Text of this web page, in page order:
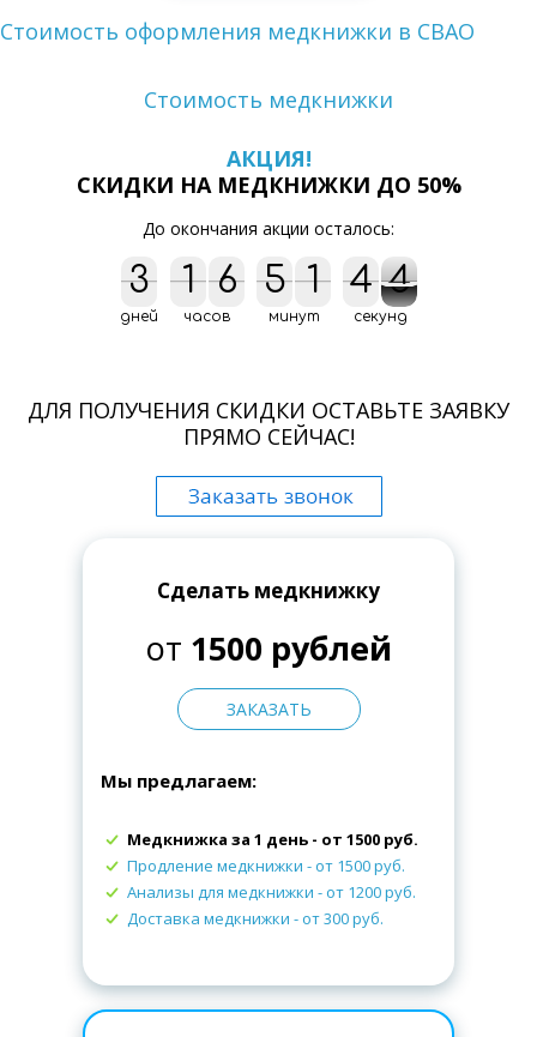
Стоимость оформления медкнижки в СВАО
Стоимость медкнижки
АКЦИЯ!
СКИДКИ НА МЕДКНИЖКИ ДО 50%
До окончания акции осталось:
3
3
дней
1
1 6
6
часов
5
5 1
1
минут
5
4
4
5 4
3
3
4
секунд
ДЛЯ ПОЛУЧЕНИЯ СКИДКИ ОСТАВЬТЕ ЗАЯВКУ
ПРЯМО СЕЙЧАС!
Сделать медкнижку
от 1500 рублей
ЗАКАЗАТЬ
Мы предлагаем:
Медкнижка за 1 день - от 1500 руб.
Продление медкнижки - от 1500 руб.
Анализы для медкнижки - от 1200 руб.
Доставка медкнижки - от 300 руб.